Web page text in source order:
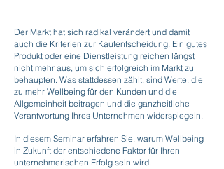
Der Markt hat sich radikal verändert und damit
auch die Kriterien zur Kaufentscheidung. Ein gutes
Produkt oder eine Dienstleistung reichen längst
nicht mehr aus, um sich erfolgreich im Markt zu
behaupten. Was stattdessen zählt, sind Werte, die
zu mehr Wellbeing für den Kunden und die
Allgemeinheit beitragen und die ganzheitliche
Verantwortung Ihres Unternehmen widerspiegeln.
In diesem Seminar erfahren Sie, warum Wellbeing
in Zukunft der entschiedene Faktor für Ihren
unternehmerischen Erfolg sein wird.